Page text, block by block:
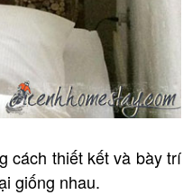
cách thiết kết và bày trí
giống nhau.